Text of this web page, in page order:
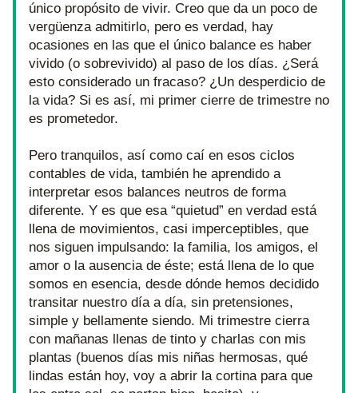
único propósito de vivir. Creo que da un poco de
vergüenza admitirlo, pero es verdad, hay
ocasiones en las que el único balance es haber
vivido (o sobrevivido) al paso de los días. ¿Será
esto considerado un fracaso? ¿Un desperdicio de
la vida? Si es así, mi primer cierre de trimestre no
es prometedor.
Pero tranquilos, así como caí en esos ciclos
contables de vida, también he aprendido a
interpretar esos balances neutros de forma
diferente. Y es que esa “quietud” en verdad está
llena de movimientos, casi imperceptibles, que
nos siguen impulsando: la familia, los amigos, el
amor o la ausencia de éste; está llena de lo que
somos en esencia, desde dónde hemos decidido
transitar nuestro día a día, sin pretensiones,
simple y bellamente siendo. Mi trimestre cierra
con mañanas llenas de tinto y charlas con mis
plantas (buenos días mis niñas hermosas, qué
lindas están hoy, voy a abrir la cortina para que